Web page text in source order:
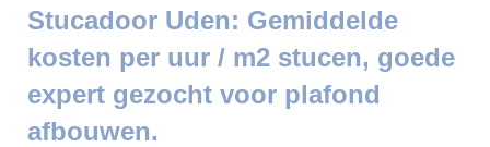
Stucadoor Uden: Gemiddelde
kosten per uur / m2 stucen, goede
expert gezocht voor plafond
afbouwen.